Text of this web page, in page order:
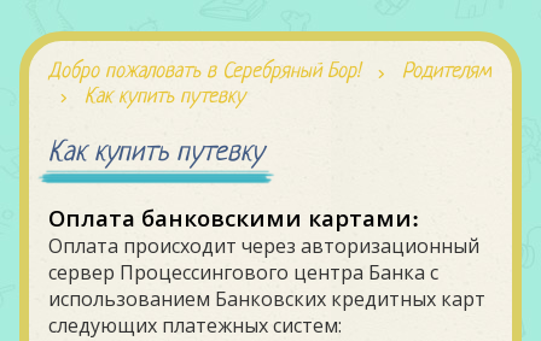
Добро пожаловать в Серебряный Бор!
Родителям
Как купить путевку
Как купить путевку
Оплата банковскими картами:
Оплата происходит через авторизационный
сервер Процессингового центра Банка с
использованием Банковских кредитных карт
следующих платежных систем: